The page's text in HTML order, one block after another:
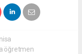
öğretmen